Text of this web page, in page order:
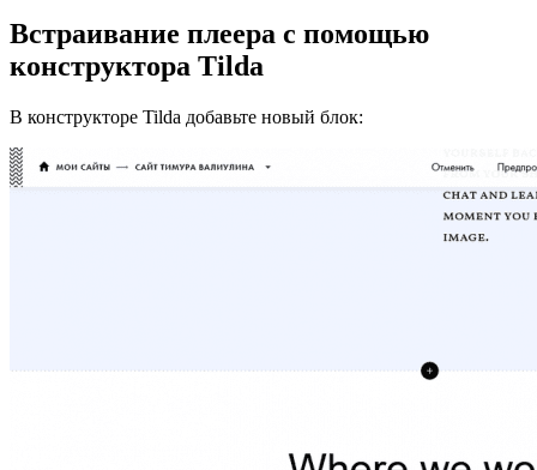
Встраивание плеера с помощью
конструктора Tilda
В конструкторе Tilda добавьте новый блок: